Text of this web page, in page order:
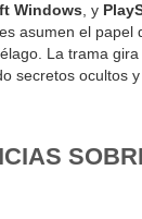
Windows, y
asumen el papel
La trama
secretos ocultos